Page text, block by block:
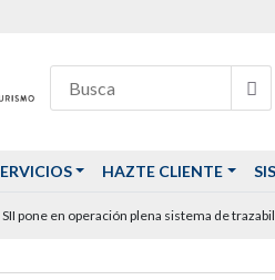
HAZTE CLIENTE
SII pone en operación plena sistema de